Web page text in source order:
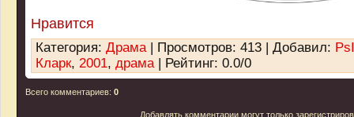
Нравится
Категория: Драма| Просмотров: 413 | Добавил:
Кларк, 2001, драма| Рейтинг: 0.0/0
Всего комментариев: 0
Добавлять комментарии могут только